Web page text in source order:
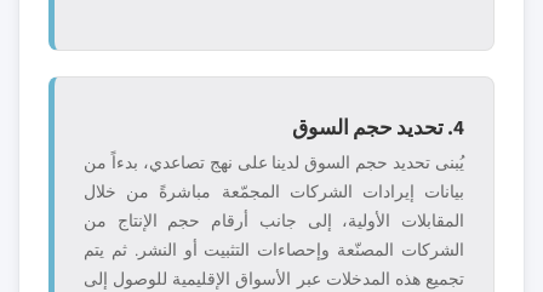
4. تحديد حجم السوق
يُبنى تحديد حجم السوق لدينا على نهج تصاعدي، بدءاً من
بيانات إيرادات الشركات المجمّعة مباشرةً من خلال
المقابلات الأولية، إلى جانب أرقام حجم الإنتاج من
الشركات المصنّعة وإحصاءات التثبيت أو النشر. ثم يتم
تجميع هذه المدخلات عبر الأسواق الإقليمية للوصول إلى